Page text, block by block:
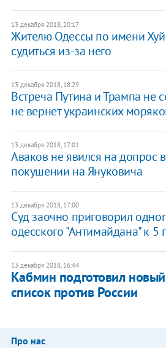
13 декабря 2018, 20:17
Жителю Одессы по имени
судиться из-за него
13 декабря 2018, 18:29
​Встреча Путина и Трампа не
не вернет украинских
13 декабря 2018, 17:01
Аваков не явился на допрос
покушении на Януковича
13 декабря 2018, 17:00
Суд заочно приговорил
одесского "Антимайдана" к 5
13 декабря 2018, 16:44
Кабмин подготовил
список против России
Про нас